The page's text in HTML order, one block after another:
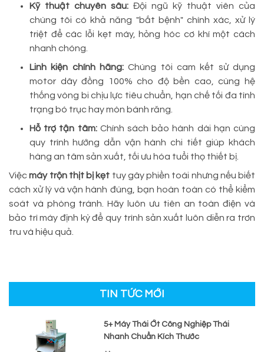
Kỹ thuật chuyên sâu: Đội ngũ kỹ thuật viên của
chúng tôi có khả năng "bắt bệnh" chính xác, xử lý
triệt để các lỗi kẹt máy, hỏng hóc cơ khí một cách
nhanh chóng.
Linh kiện chính hãng:Chúng tôi cam kết sử dụng
motor dây đồng 100% cho độ bền cao, cùng hệ
thống vòng bi chịu lực tiêu chuẩn, hạn chế tối đa tình
trạng bó trục hay mòn bánh răng.
Hỗ trợ tận tâm: Chính sách bảo hành dài hạn cùng
quy trình hướng dẫn vận hành chi tiết giúp khách
hàng an tâm sản xuất, tối ưu hóa tuổi thọ thiết bị.
Việcmáy trộn thịt bị kẹt tuy gây phiền toái nhưng nếu biết
cách xử lý và vận hành đúng, bạn hoàn toàn có thể kiểm
soát và phòng tránh. Hãy luôn ưu tiên an toàn điện và
bảo trì máy định kỳ để quy trình sản xuất luôn diễn ra trơn
tru và hiệu quả.
TIN TỨC MỚI
5+ Máy Thái Ớt Công Nghiệp Thái
Nhanh Chuẩn Kích Thước